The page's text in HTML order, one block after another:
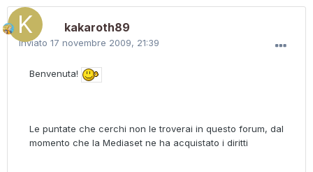
kakaroth89
Inviato 17 novembre 2009, 21:39
Benvenuta!
Le puntate che cerchi non le troverai in questo forum, dal
momento che la Mediaset ne ha acquistato i diritti